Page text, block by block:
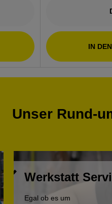
IN
Unser Rund-
Werkstatt
Egal ob es um